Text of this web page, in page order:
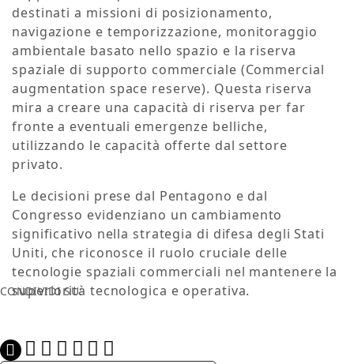
destinati a missioni di posizionamento,
navigazione e temporizzazione, monitoraggio
ambientale basato nello spazio e la riserva
spaziale di supporto commerciale (Commercial
augmentation space reserve). Questa riserva
mira a creare una capacità di riserva per far
fronte a eventuali emergenze belliche,
utilizzando le capacità offerte dal settore
privato.
Le decisioni prese dal Pentagono e dal
Congresso evidenziano un cambiamento
significativo nella strategia di difesa degli Stati
Uniti, che riconosce il ruolo cruciale delle
tecnologie spaziali commerciali nel mantenere la
superiorità tecnologica e operativa.
CONDIVIDI SU: